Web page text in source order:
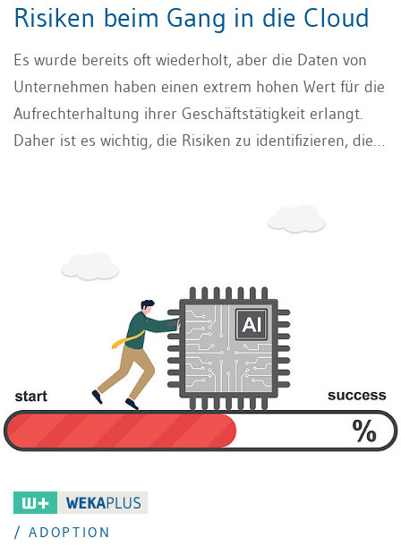
Risiken beim Gang in die Cloud
Es wurde bereits oft wiederholt, aber die Daten von
Unternehmen haben einen extrem hohen Wert für die
Aufrechterhaltung ihrer Geschäftstätigkeit erlangt.
Daher ist es wichtig, die Risiken zu identifizieren, die
entsprechend verwalten zu können und die
/ ADOPTION